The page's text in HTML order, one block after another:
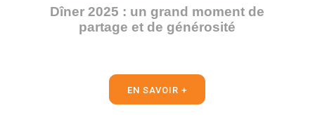
Dîner 2025 : un grand moment de
partage et de générosité
EN SAVOIR +